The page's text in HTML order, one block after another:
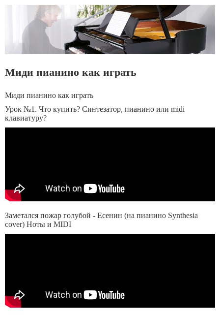
Миди пианино как играть
Миди пианино как играть
Урок №1. Что купить? Синтезатор, пианино или midi
клавиатуру?
Заметался пожар голубой - Есенин (на пианино Synthesia
cover) Ноты и MIDI